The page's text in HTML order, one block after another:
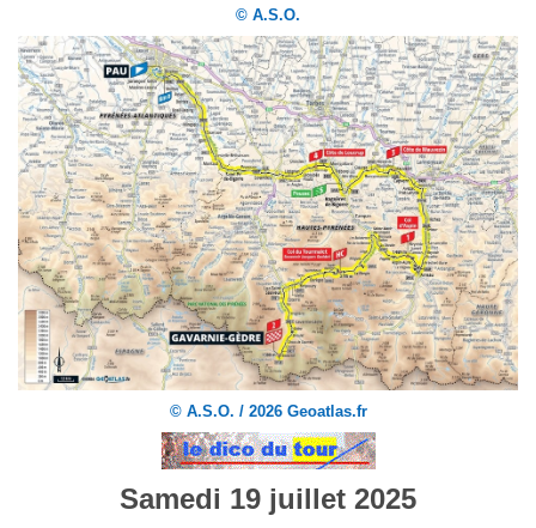
© A.S.O.
© A.S.O. / 2026 Geoatlas.fr
Samedi 19 juillet 2025